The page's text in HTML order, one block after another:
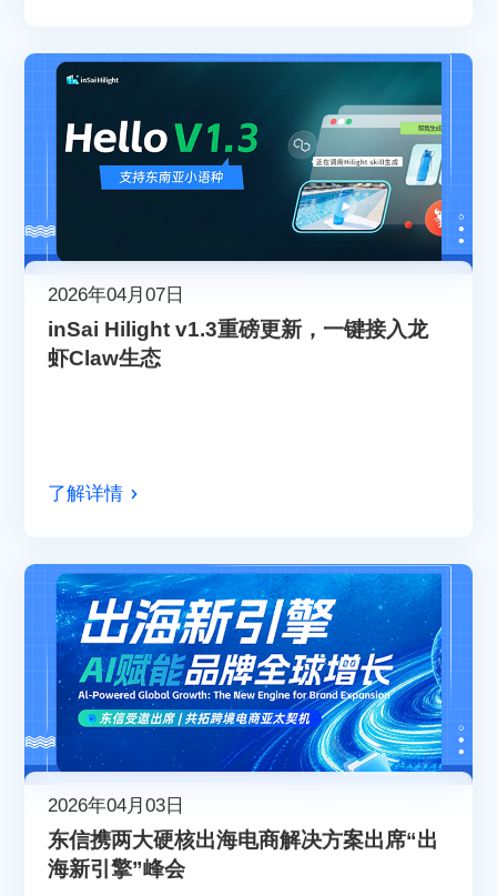
2026年04月07日
inSai Hilight v1.3重磅更新，一键接入龙
虾Claw生态
了解详情
2026年04月03日
东信携两大硬核出海电商解决方案出席“出
海新引擎”峰会